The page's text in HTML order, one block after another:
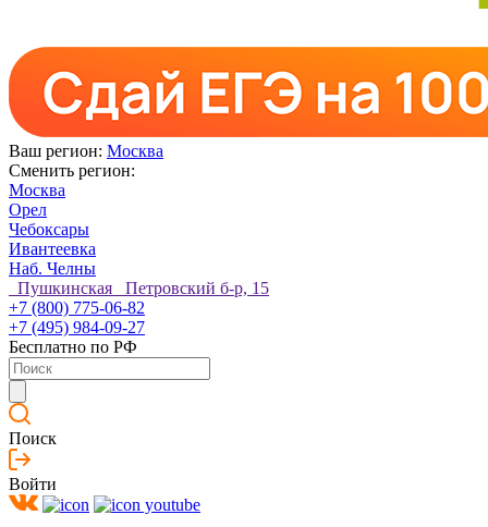
Ваш регион: Москва
Сменить регион:
Москва
Орел
Чебоксары
Ивантеевка
Наб. Челны
Пушкинская Петровский б-р, 15
+7 (800) 775-06-82
+7 (495) 984-09-27
Бесплатно по РФ
Поиск
Войти